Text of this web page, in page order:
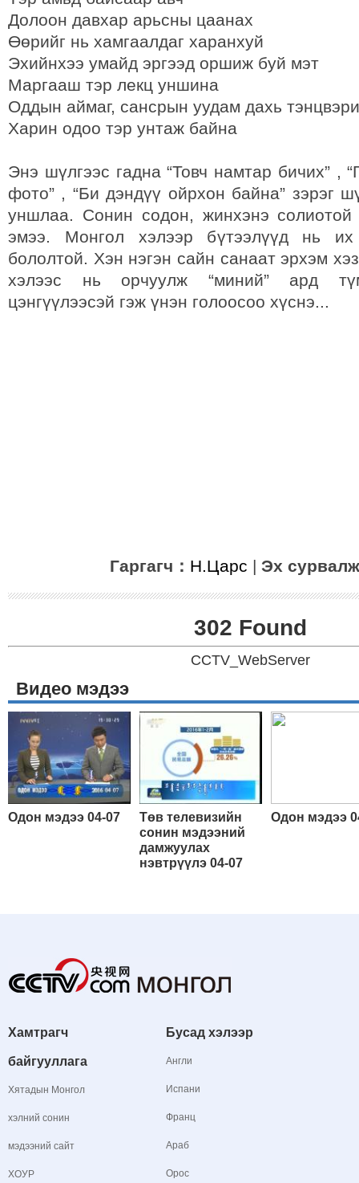
Долоон давхар арьсны цаанах
Өөрийг нь хамгаалдаг харанхуй
Эхийнхээ умайд эргээд оршиж буй мэт
Маргааш тэр лекц уншина
Оддын аймаг, сансрын уудам дахь
Харин одоо тэр унтаж байна
Энэ шүлгээс гадна “Товч намтар бичих” ,
фото” , “Би дэндүү ойрхон байна” зэрэг
уншлаа. Сонин содон, жинхэнэ солиотой
эмээ. Монгол хэлээр бүтээлүүд нь их
бололтой. Хэн нэгэн сайн санаат эрхэм
хэлээс нь орчуулж “миний” ард
цэнгүүлээсэй гэж үнэн голоосоо хүснэ...
Гаргагч： Н.Царс | Эх
302 Found
CCTV_WebServer
Видео мэдээ
Одон мэдээ 04-07
Төв телевизийн
сонин мэдээний
дамжуулах
нэвтрүүлэ 04-07
Одон мэдээ
Хамтрагч
байгууллага
Хятадын Монгол
хэлний сонин
мэдээний сайт
ХОУР
Бусад хэлээр
Англи
Испани
Франц
Араб
Орос